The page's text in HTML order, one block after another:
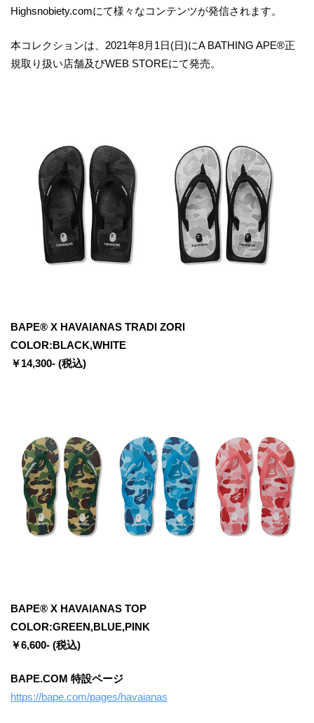
Highsnobiety.comにて様々なコンテンツが発信されます。
本コレクションは、2021年8月1日(日)にA BATHING APE®正
規取り扱い店舗及びWEB STOREにて発売。
BAPE® X HAVAIANAS TRADI ZORI
COLOR:BLACK,WHITE
￥14,300- (税込)
BAPE® X HAVAIANAS TOP
COLOR:GREEN,BLUE,PINK
￥6,600- (税込)
BAPE.COM 特設ページ
https://bape.com/pages/havaianas